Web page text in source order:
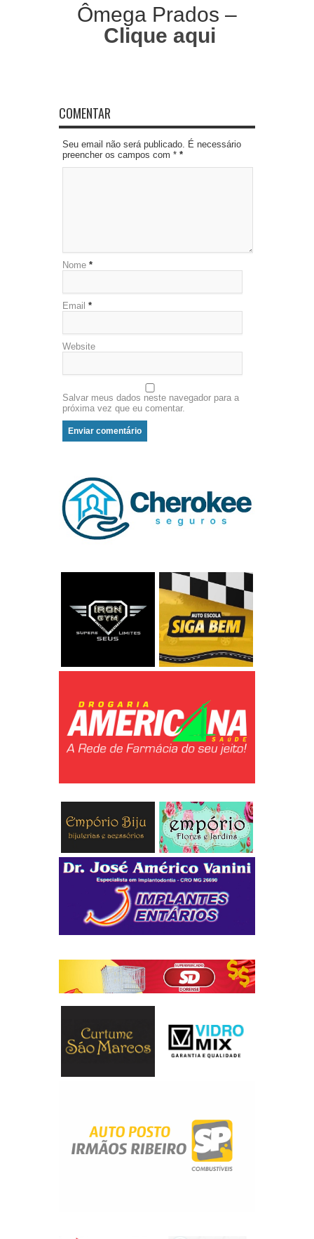
Ômega Prados –
Clique aqui
COMENTAR
Seu email não será publicado. É necessário
preencher os campos com * *
Nome *
Email *
Website
Salvar meus dados neste navegador para a
próxima vez que eu comentar.